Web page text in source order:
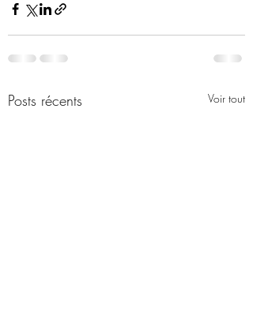
Posts récents Voir tout